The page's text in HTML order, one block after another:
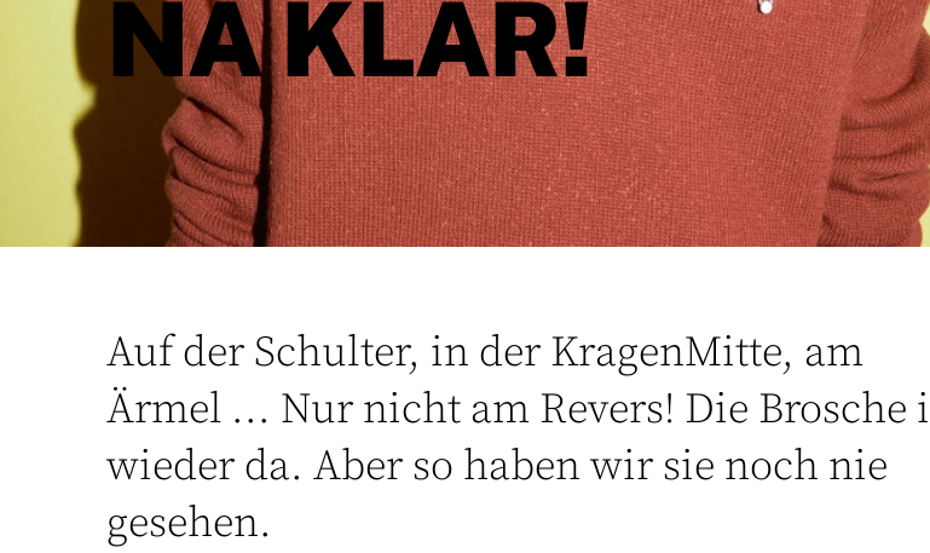
NA KLAR!
Auf der Schulter, in der KragenMitte, am
Ärmel ... Nur nicht am Revers! Die Brosche
wieder da. Aber so haben wir sie noch nie
gesehen.